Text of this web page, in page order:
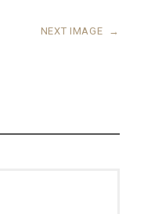
NEXT IMAGE →